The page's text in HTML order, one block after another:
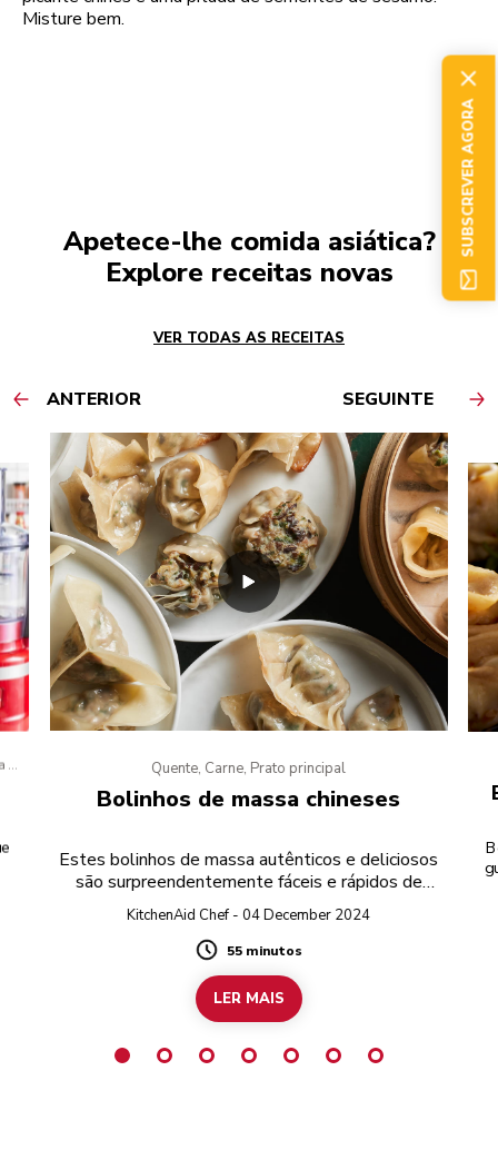
Misture bem.
Apetece-lhe comida asiática?
Explore receitas novas
VER TODAS AS RECEITAS
ANTERIOR SEGUINTE
Quente, Carne, Prato principal
Bolinhos de massa chineses
Estes bolinhos de massa autênticos e deliciosos
são surpreendentemente fáceis e rápidos de
fazer. Utilizando o picador de alimentos para
preparar o recheio e wrappers de bolinhos
comprados na loja, terá bolinhos caseiros num
instante.
KitchenAid Chef - 04 December 2024
Duration
55 minutos
LER MAIS
SUBSCREVER AGORA